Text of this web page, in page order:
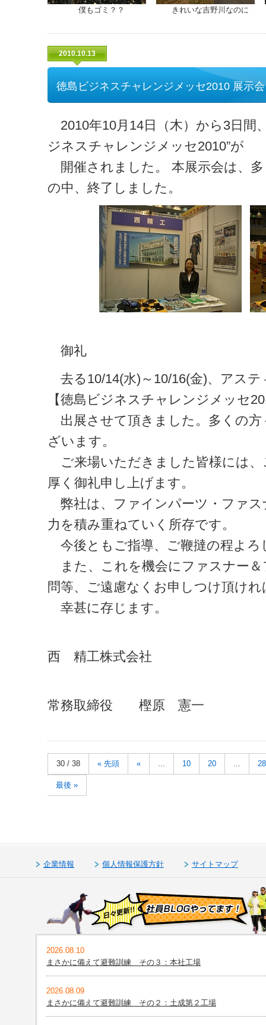
僕もゴミ？？ きれいな吉野川なのに
2010.10.13
徳島ビジネスチャレンジメッセ2010 展示
2010年10月14日（木）から3日間
ジネスチャレンジメッセ2010”が
開催されました。 本展示会は、
の中、終了しました。
御礼
去る10/14(水)～10/16(金)、アス
【徳島ビジネスチャレンジメッセ
出展させて頂きました。多くの
ざいます。
ご来場いただきました皆様には
厚く御礼申し上げます。
弊社は、ファインパーツ・ファ
力を積み重ねていく所存です。
今後ともご指導、ご鞭撻の程よろ
また、これを機会にファスナー
問等、ご遠慮なくお申しつけ頂けれ
幸甚に存じます。
西 精工株式会社
常務取締役 樫原 憲一
30 / 38 « 先頭 « ... 10 20 ... 28
最後 »
企業情報 個人情報保護方針 サイトマップ
2026.08.10
まさかに備えて避難訓練 その３：本社工場
2026.08.09
まさかに備えて避難訓練 その２：土成第２工場